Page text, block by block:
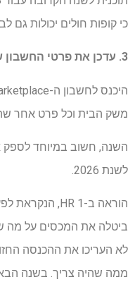
כי קופות חולים יכולות גם
3. עדכן את פרטי החשבון שלך
משק הבית וכל פרט אחר
השנה, חשוב במיוחד לספק
לשנת 2026.
ביטלה את המכסים על מה
לא העריכו את ההכנסה
ממה שהיה צריך. בשנה